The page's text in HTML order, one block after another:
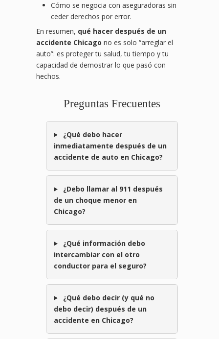
Cómo se negocia con aseguradoras sin
ceder derechos por error.
En resumen, qué hacer después de un
accidente Chicago no es solo “arreglar el
auto”: es proteger tu salud, tu tiempo y tu
capacidad de demostrar lo que pasó con
hechos.
Preguntas Frecuentes
¿Qué debo hacer
inmediatamente después de un
accidente de auto en Chicago?
¿Debo llamar al 911 después
de un choque menor en
Chicago?
¿Qué información debo
intercambiar con el otro
conductor para el seguro?
¿Qué debo decir (y qué no
debo decir) después de un
accidente en Chicago?